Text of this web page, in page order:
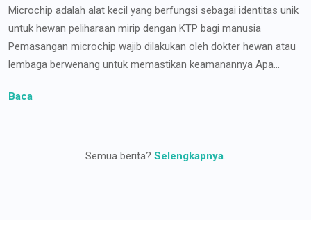
Microchip adalah alat kecil yang berfungsi sebagai identitas unik
untuk hewan peliharaan mirip dengan KTP bagi manusia
Pemasangan microchip wajib dilakukan oleh dokter hewan atau
lembaga berwenang untuk memastikan keamanannya Apa...
Baca
Semua berita? Selengkapnya